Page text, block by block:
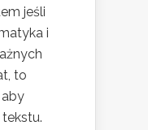
jeśli
i
to